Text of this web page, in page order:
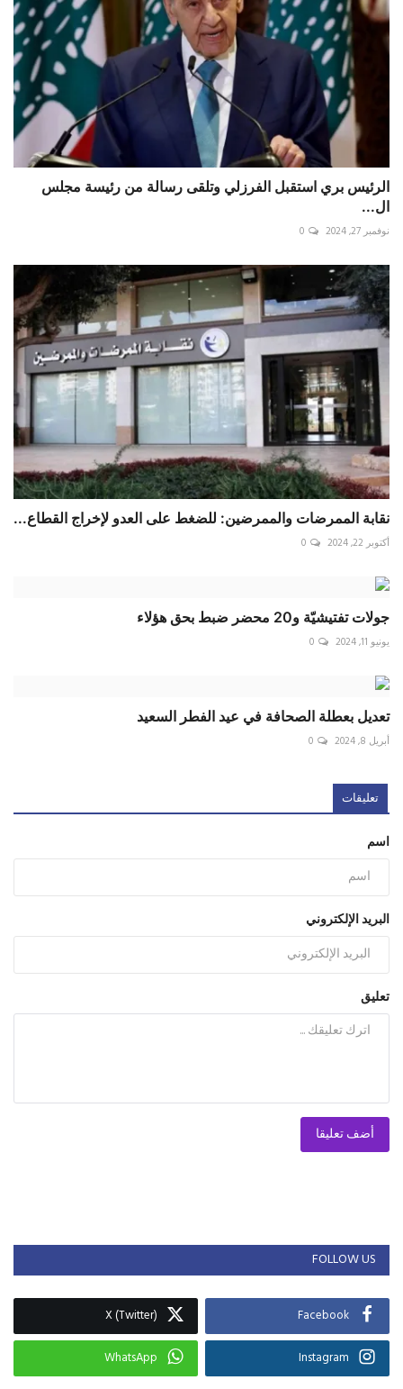
الرئيس ‎بري استقبل الفرزلي وتلقى رسالة من رئيسة مجلس
ال...
نوفمبر 27, 2024 0
نقابة الممرضات والممرضين: للضغط على العدو لإخراج القطاع...
أكتوبر 22, 2024 0
جولات تفتيشيّة و20 محضر ضبط بحق هؤلاء
يونيو 11, 2024 0
تعديل بعطلة الصحافة في عيد الفطر السعيد
أبريل 8, 2024 0
تعليقات
اسم
البريد الإلكتروني
تعليق
أضف تعليقا
FOLLOW US
Facebook
X (Twitter)
Instagram
WhatsApp